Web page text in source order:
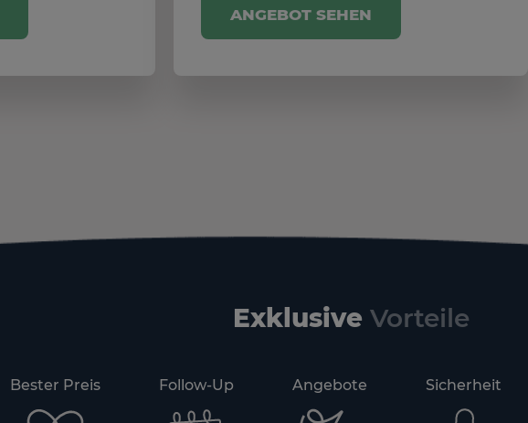
ANGEBOT SEHEN
Exklusive Vorteile
Bester Preis Follow-Up Angebote Sicherheit